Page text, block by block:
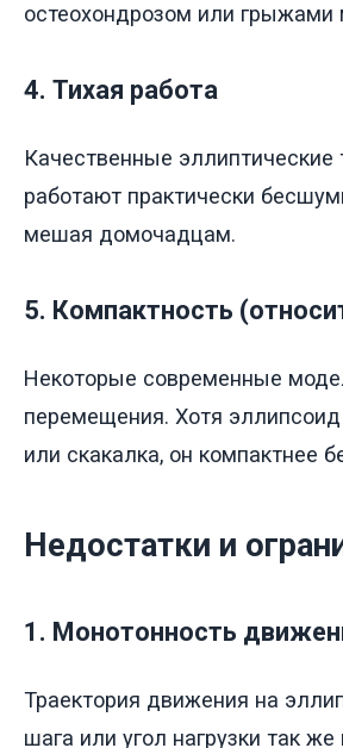
остеохондрозом или
4. Тихая работа
Качественные
работают практически
мешая домочадцам.
5. Компактность
Некоторые современные
перемещения. Хотя
или скакалка, он компактнее
Недостатки и
1. Монотонность
Траектория движения на
шага или угол нагрузки так